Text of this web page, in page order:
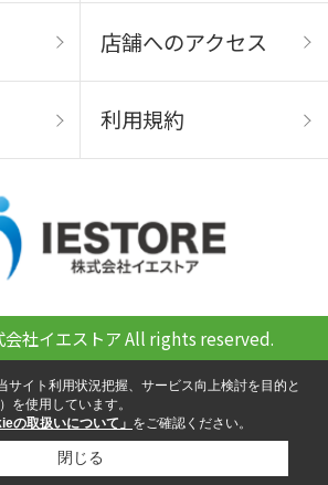
店舗へのアクセス
利用規約
社イエストア All rights reserved.
サイト利用状況把握、サービス向上検討を目的と
を使用しています。
の取扱いについて」 をご確認ください。
閉じる